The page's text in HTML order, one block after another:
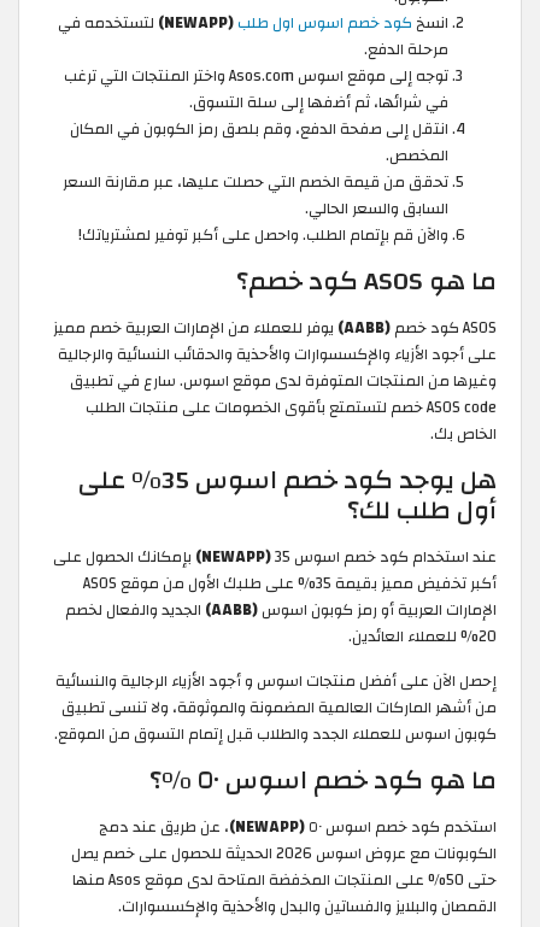
انسخ كود خصم اسوس اول طلب(NEWAPP)
لتستخدمه في
مرحلة الدفع.
توجه إلى موقع اسوس Asos.com واختر المنتجات التي ترغب
في شرائها، ثم أضفها إلى سلة التسوق.
انتقل إلى صفحة الدفع، وقم بلصق رمز الكوبون في المكان
المخصص.
تحقق من قيمة الخصم التي حصلت عليها، عبر مقارنة السعر
السابق والسعر الحالي.
والآن قم بإتمام الطلب. واحصل على أكبر توفير لمشترياتك!
ما هو ASOS كود خصم؟
ASOS كود خصم (AABB)
يوفر للعملاء من الإمارات العربية خصم مميز
على أجود الأزياء والإكسسوارات والأحذية والحقائب النسائية والرجالية
وغيرها من المنتجات المتوفرة لدى موقع اسوس. سارع في تطبيق
ASOS code خصم لتستمتع بأقوى الخصومات على منتجات الطلب
الخاص بك.
هل يوجد كود خصم اسوس 35% على
أول طلب لك؟
عند استخدام كود خصم اسوس 35 (NEWAPP)
بإمكانك الحصول على
أكبر تخفيض مميز بقيمة 35% على طلبك الأول من موقع ASOS
الإمارات العربية أو رمز كوبون اسوس(AABB)
الجديد والفعال لخصم
20% للعملاء العائدين.
إحصل الآن على أفضل منتجات اسوس و أجود الأزياء الرجالية والنسائية
من أشهر الماركات العالمية المضمونة والموثوقة، ولا تنسى تطبيق
كوبون اسوس للعملاء الجدد والطلاب قبل إتمام التسوق من الموقع.
ما هو كود خصم اسوس ٥٠ %؟
استخدم كود خصم اسوس ٥٠ (NEWAPP)
، عن طريق عند دمج
الكوبونات مع عروض اسوس 2026 الحديثة للحصول على خصم يصل
حتى 50% على المنتجات المخفضة المتاحة لدى موقع Asos منها
القمصان والبلايز والفساتين والبدل والأحذية والإكسسوارات.